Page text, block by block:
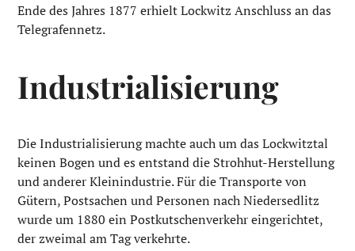
Ende des Jahres 1877 erhielt Lockwitz Anschluss an das
Telegrafennetz.
Industrialisierung
Die Industrialisierung machte auch um das Lockwitztal
keinen Bogen und es entstand die Strohhut-Herstellung
und anderer Kleinindustrie. Für die Transporte von
Gütern, Postsachen und Personen nach Niedersedlitz
wurde um 1880 ein Postkutschenverkehr eingerichtet,
der zweimal am Tag verkehrte.